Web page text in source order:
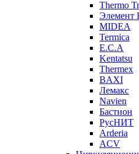
Thermo
Элемент
MIDEA
Termica
E.C.A
Kentatsu
Thermex
BAXI
Лемакс
Navien
Бастион
РусНИТ
Arderia
ACV